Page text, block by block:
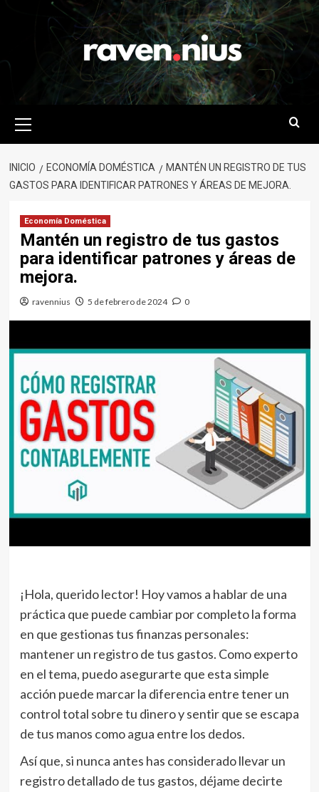
primario
INICIO ECONOMÍA DOMÉSTICA
MANTÉN UN REGISTRO DE TUS
GASTOS PARA IDENTIFICAR PATRONES Y ÁREAS DE MEJORA.
Economía Doméstica
Mantén un registro de tus gastos
para identificar patrones y áreas de
mejora.
ravennius 5 de febrero de 2024 0
¡Hola, querido lector! Hoy vamos a hablar de una
práctica que puede cambiar por completo la forma
en que gestionas tus finanzas personales:
mantener un registro de tus gastos. Como experto
en el tema, puedo asegurarte que esta simple
acción puede marcar la diferencia entre tener un
control total sobre tu dinero y sentir que se escapa
de tus manos como agua entre los dedos.
Así que, si nunca antes has considerado llevar un
registro detallado de tus gastos, déjame decirte